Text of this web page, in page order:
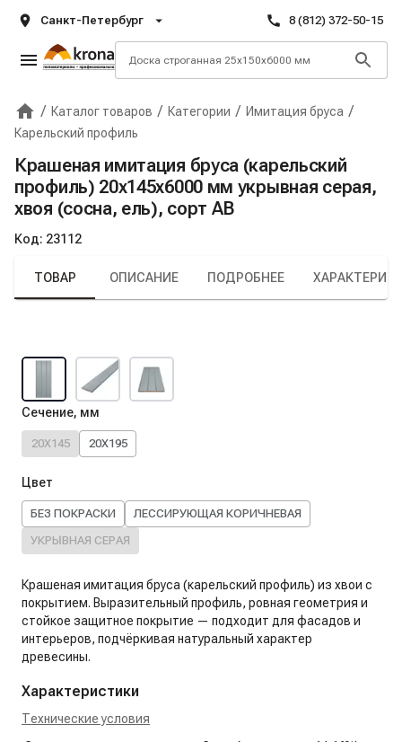
Санкт-Петербург 8 (812) 372-50-15
Главная
/ Каталог товаров / Категории / Имитация бруса /
Карельский профиль
Крашеная имитация бруса (карельский
профиль) 20х145х6000 мм укрывная серая,
хвоя (сосна, ель), сорт АВ
Код: 23112
Крона
ТОВАР ОПИСАНИЕ ПОДРОБНЕЕ
Сечение, мм
20X145 20X195
Цвет
БЕЗ ПОКРАСКИ
ЛЕССИРУЮЩАЯ КОРИЧНЕВАЯ
УКРЫВНАЯ СЕРАЯ
Крашеная имитация бруса (карельский профиль) из хвои с
покрытием. Выразительный профиль, ровная геометрия и
стойкое защитное покрытие — подходит для фасадов и
интерьеров, подчёркивая натуральный характер
древесины.
Характеристики
Технические условия